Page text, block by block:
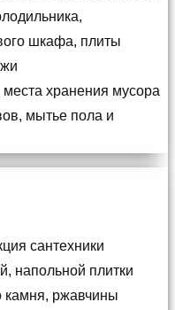
шкафа, плиты
хранения мусора
мытье пола и
сантехники
напольной плитки
камня, ржавчины